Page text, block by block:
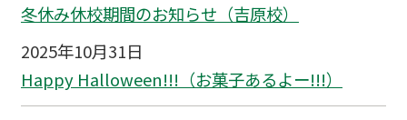
冬休み休校期間のお知らせ（吉原校）
2025年10月31日
Happy Halloween!!!（お菓子あるよー!!!）